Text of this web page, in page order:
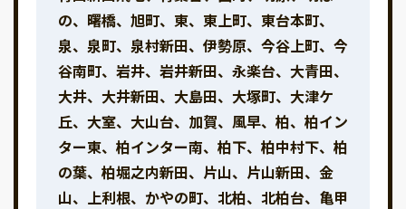
の、曙橋、旭町、東、東上町、東台本町、
泉、泉町、泉村新田、伊勢原、今谷上町、今
谷南町、岩井、岩井新田、永楽台、大青田、
大井、大井新田、大島田、大塚町、大津ケ
丘、大室、大山台、加賀、風早、柏、柏イン
ター東、柏インター南、柏下、柏中村下、柏
の葉、柏堀之内新田、片山、片山新田、金
山、上利根、かやの町、北柏、北柏台、亀甲